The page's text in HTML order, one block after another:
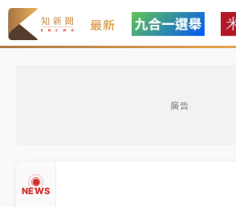
最新
廣告
NEWS
韓股最壞時期已過？大摩估去槓桿